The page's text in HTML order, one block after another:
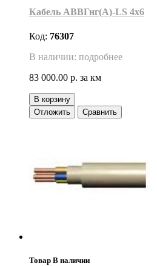
Кабель АВВГнг(А)-LS 4х6
Код: 76307
В наличии: подробнее
83 000.00 р. за км
В корзину
Отложить
Сравнить
Товар В наличии